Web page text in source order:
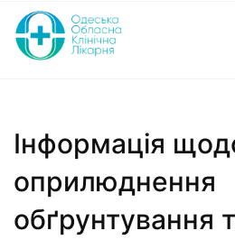
Інформація
оприлюднення
обґрунтування